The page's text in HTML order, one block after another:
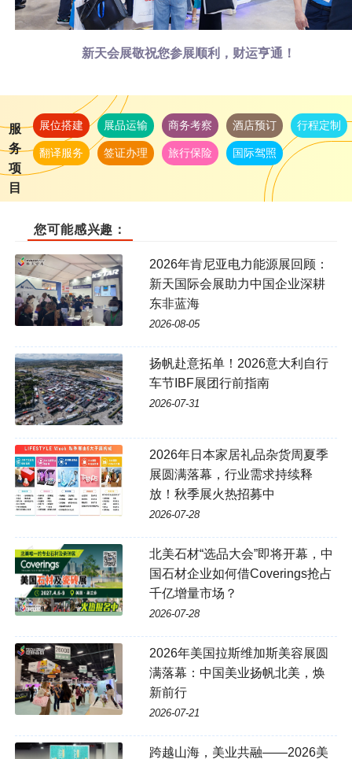
新天会展敬祝您参展顺利，财运亨通！
服
务
项
目
展位搭建 展品运输 商务考察 酒店预订 行程定制
翻译服务 签证办理 旅行保险 国际驾照
您可能感兴趣：
2026年肯尼亚电力能源展回顾：
新天国际会展助力中国企业深耕
东非蓝海
2026-08-05
扬帆赴意拓单！2026意大利自行
车节IBF展团行前指南
2026-07-31
2026年日本家居礼品杂货周夏季
展圆满落幕，行业需求持续释
放！秋季展火热招募中
2026-07-28
北美石材“选品大会”即将开幕，中
国石材企业如何借Coverings抢占
千亿增量市场？
2026-07-28
2026年美国拉斯维加斯美容展圆
满落幕：中国美业扬帆北美，焕
新前行
2026-07-21
跨越山海，美业共融——2026美